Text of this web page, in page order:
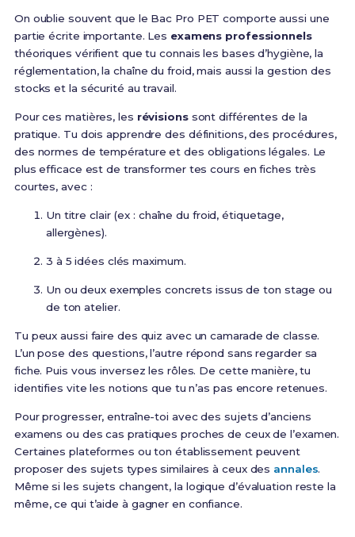
On oublie souvent que le Bac Pro PET comporte aussi une
partie écrite importante. Les examens professionnels
théoriques vérifient que tu connais les bases d’hygiène, la
réglementation, la chaîne du froid, mais aussi la gestion des
stocks et la sécurité au travail.
Pour ces matières, les révisionssont différentes de la
pratique. Tu dois apprendre des définitions, des procédures,
des normes de température et des obligations légales. Le
plus efficace est de transformer tes cours en fiches très
courtes, avec :
Un titre clair (ex : chaîne du froid, étiquetage,
allergènes).
3 à 5 idées clés maximum.
Un ou deux exemples concrets issus de ton stage ou
de ton atelier.
Tu peux aussi faire des quiz avec un camarade de classe.
L’un pose des questions, l’autre répond sans regarder sa
fiche. Puis vous inversez les rôles. De cette manière, tu
identifies vite les notions que tu n’as pas encore retenues.
Pour progresser, entraîne-toi avec des sujets d’anciens
examens ou des cas pratiques proches de ceux de l’examen.
Certaines plateformes ou ton établissement peuvent
proposer des sujets types similaires à ceux des annales.
Même si les sujets changent, la logique d’évaluation reste la
même, ce qui t’aide à gagner en confiance.